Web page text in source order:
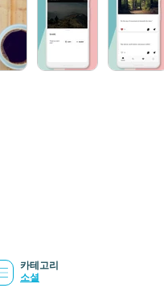
카테고리
소셜